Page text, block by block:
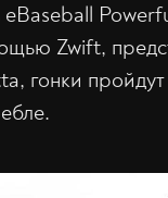
Zwift,
гонки